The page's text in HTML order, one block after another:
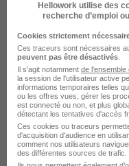
Blagnac - 31 CDI
Voir l’offre
Conseiller de
Téléphonie &
E.Leclerc
CDI
Hellowork utilise des
recherche d’emploi
Cookies strictement
Ces traceurs sont nécessaires
peuvent pas être désactivés
Il s'agit notamment de
la session de l'utilisateur active
informations temporaires telles
ou les offres vues, gérer les
est connecté ou non, et plus
détectant les tentatives d'accès
Ces cookies ou traceurs
d'acquisition d'audience en
comment nos utilisateurs
des différentes sources de trafic.